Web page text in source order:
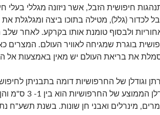
חיפושית הזבל, אשר ניזונה מגללי בעלי
לכדור (גלל), מטילה בתוכו ביצה ומגלגלת את
ולבסוף טומנת אותו בקרקע. לאחר שלב
בוגרת שמגיחה לאוויר העולם. המצרים
את בריאת העולם יש מאין באמצעות אל
וגודלן של החרפושיות דומה בתבניתן
גודלן הממוצע של
מינרלים ואבני חן שונות. בשנת תשע"ח